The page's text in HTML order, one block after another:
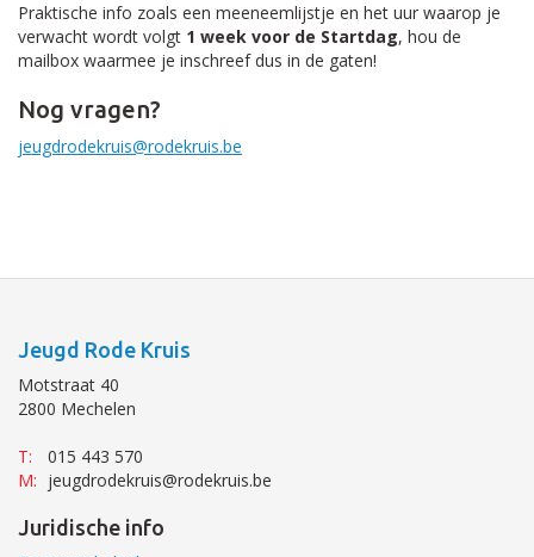
Praktische info zoals een meeneemlijstje en het uur waarop je
verwacht wordt volgt 1 week voor de Startdag, hou de
mailbox waarmee je inschreef dus in de gaten!
Nog vragen?
jeugdrodekruis@rodekruis.be
Jeugd Rode Kruis
Motstraat 40
2800 Mechelen
T:
015 443 570
M: jeugdrodekruis@rodekruis.be
Juridische info